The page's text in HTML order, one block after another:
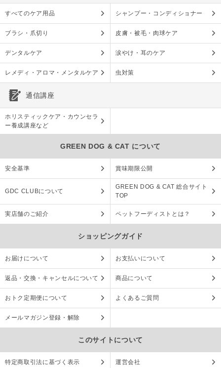
すべてのケア用品 シャンプー・コンディショナー
ブラシ・爪切り 皮膚・被毛・肉球ケア
デンタルケア 涙やけ・耳のケア
レメディ・アロマ・メンタルケア 虫対策
通信講座
ホリスティックケア・カウンセラ
ー養成講座など
GREEN DOG & CAT について
安全基準 賞味期限公開
GDC CLUBについて
GREEN DOG & CAT 総合サイト
TOP
実店舗のご紹介 ペットフーディストとは？
ショッピングガイド
お届けについて お支払いについて
返品・交換・キャンセルについて 商品について
おトク定期便について よくあるご質問
メールマガジン登録・解除
このサイトについて
特定商取引法に基づく表示 運営会社